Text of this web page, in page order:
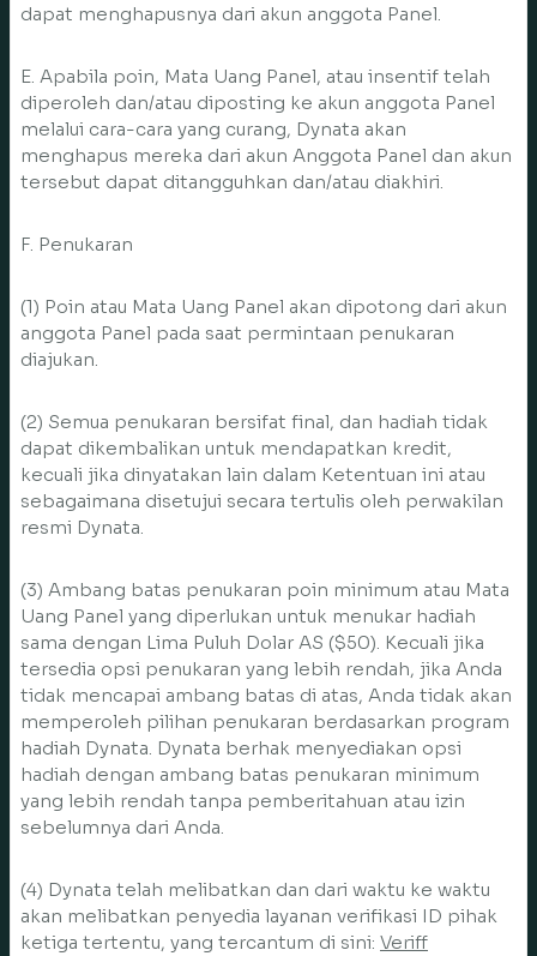
dapat menghapusnya dari akun anggota Panel.
E. Apabila poin, Mata Uang Panel, atau insentif telah
diperoleh dan/atau diposting ke akun anggota Panel
melalui cara-cara yang curang, Dynata akan
menghapus mereka dari akun Anggota Panel dan akun
tersebut dapat ditangguhkan dan/atau diakhiri.
F. Penukaran
(1) Poin atau Mata Uang Panel akan dipotong dari akun
anggota Panel pada saat permintaan penukaran
diajukan.
(2) Semua penukaran bersifat final, dan hadiah tidak
dapat dikembalikan untuk mendapatkan kredit,
kecuali jika dinyatakan lain dalam Ketentuan ini atau
sebagaimana disetujui secara tertulis oleh perwakilan
resmi Dynata.
(3) Ambang batas penukaran poin minimum atau Mata
Uang Panel yang diperlukan untuk menukar hadiah
sama dengan Lima Puluh Dolar AS ($50). Kecuali jika
tersedia opsi penukaran yang lebih rendah, jika Anda
tidak mencapai ambang batas di atas, Anda tidak akan
memperoleh pilihan penukaran berdasarkan program
hadiah Dynata. Dynata berhak menyediakan opsi
hadiah dengan ambang batas penukaran minimum
yang lebih rendah tanpa pemberitahuan atau izin
sebelumnya dari Anda.
(4) Dynata telah melibatkan dan dari waktu ke waktu
akan melibatkan penyedia layanan verifikasi ID pihak
ketiga tertentu, yang tercantum di sini: Veriff